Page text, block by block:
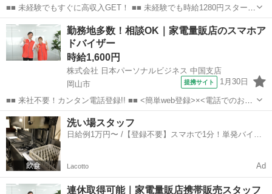
■■ 未経験でもすぐに高収入GET！ ■■ 未経験でも時給1280円スタート
なので、すぐに高収入!! 社員登用制度もあるので、ゆくゆくは社員に
なんてキャリアアップも目指せます!! ■■ 来社不要！カンタン電話登
録!! ■■...
岡山 岡山市 店長
勤務地多数！相談OK｜家電量販店のスマホア
ドバイザー
時給1,600円
株式会社 日本パーソナルビジネス 中国支店
岡山市
提携サイト 1月30日
■■ 来社不要！カンタン電話登録!! ■■ <簡単web登録>×<電話でのお仕
事紹介> で、来社なくお仕事探しが可能です♪ 基本情報を入力したら
電話で希望を伝えるだけでOK★ 営業、ラウンダー、事務のお仕事も
あります♪ ご希...
岡山 岡山市 店長
洗い場スタッフ
日給例1万円〜 /【登録不要】スマホで1分！単発バイト
Lacotto Ad
連休取得可能｜家電量販店携帯販売スタッフ